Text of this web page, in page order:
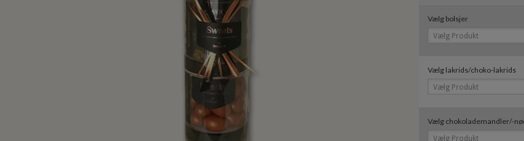
Vælg bolsjer
Vælg Produkt
Vælg lakrids/choko-lakrids
Vælg Produkt
Vælg chokolademandler/-
Vælg Produkt